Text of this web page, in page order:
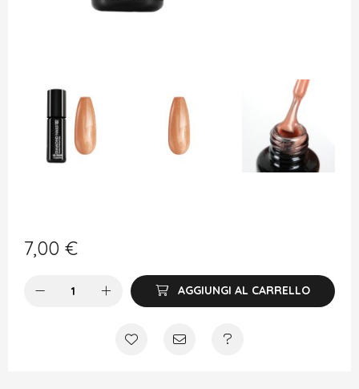
7,00 €
AGGIUNGI AL CARRELLO